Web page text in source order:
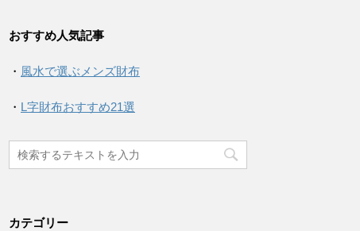
おすすめ人気記事
・ 風水で選ぶメンズ財布
・ L字財布おすすめ21選
カテゴリー